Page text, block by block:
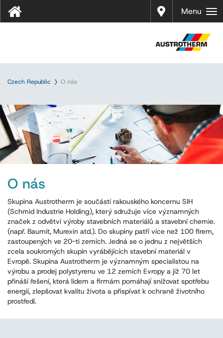
Prodej
Menu
Czech Republic O nás
O nás
Skupina Austrotherm je součástí rakouského koncernu SIH
(Schmid Industrie Holding), který sdružuje více významných
značek z odvětví výroby stavebních materiálů a stavební chemie.
(např. Baumit, Murexin atd.). Do skupiny patří více než 100 firem,
zastoupených ve 20-ti zemích. Jedná se o jednu z největších
zcela soukromých skupin vyrábějících stavební materiál v
Evropě. Skupina Austrotherm je významným specialistou na
výrobu a prodej polystyrenu ve 12 zemích Evropy a již 70 let
přináší řešení, která lidem a firmám pomáhají snižovat spotřebu
energií, zlepšovat kvalitu života a přispívat k ochraně životního
prostředí.